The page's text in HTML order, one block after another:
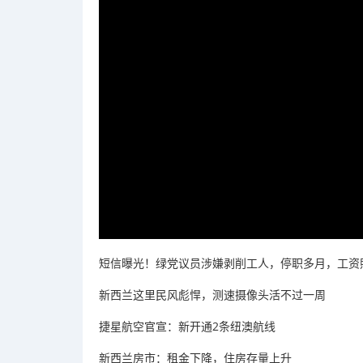
短信曝光！绿党议员涉嫌剥削工人，停职多月，工资
新西兰这里民风彪悍，测速摄像头活不过一周
捷星航空官宣：新开通2条纽澳航线
新西兰房市：租金下降，住房存量上升